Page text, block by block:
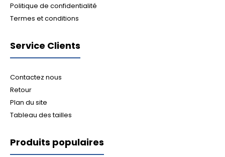
Politique de confidentialité
Termes et conditions
Service Clients
Contactez nous
Retour
Plan du site
Tableau des tailles
Produits populaires